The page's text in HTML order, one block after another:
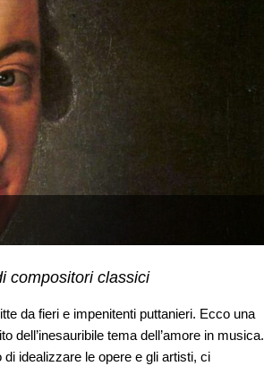
compositori classici
da fieri e impenitenti puttanieri. Ecco una
dell’inesauribile tema dell’amore in musica.
idealizzare le opere e gli artisti, ci